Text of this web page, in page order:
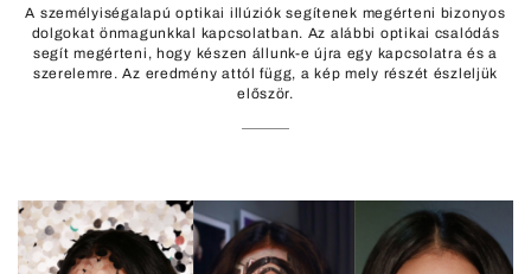
A személyiségalapú optikai illúziók segítenek megérteni bizonyos
dolgokat önmagunkkal kapcsolatban. Az alábbi optikai csalódás
segít megérteni, hogy készen állunk-e újra egy kapcsolatra és a
szerelemre. Az eredmény attól függ, a kép mely részét észleljük
először.